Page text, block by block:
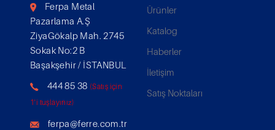
Ferpa Metal
Pazarlama A.Ş
ZiyaGökalp Mah. 2745
Sokak No:2 B
Başakşehir / İSTANBUL
444 85 38 (Satış için
1'i tuşlayınız)
ferpa@ferre.com.tr
Ürünler
Katalog
Haberler
İletişim
Satış Noktaları